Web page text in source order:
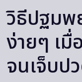
วิธีปฐมพ
ง่ายๆ เมื่
จนเจ็บป